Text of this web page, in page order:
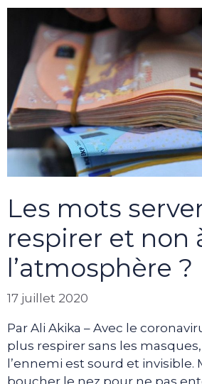
Les mots
respirer et non
l’atmosphère ?
17 juillet 2020
Par Ali Akika – Avec le
plus respirer sans les
l’ennemi est sourd et invisible.
boucher le nez pour ne pas